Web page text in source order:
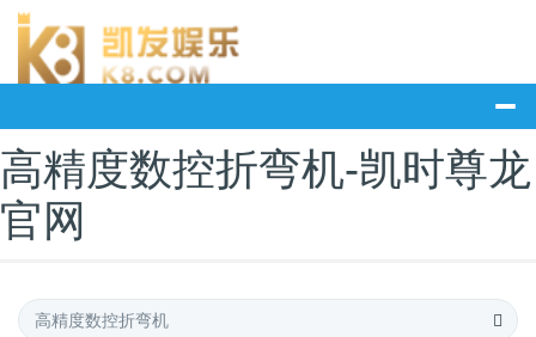
高精度数控折弯机-凯时尊龙
官网